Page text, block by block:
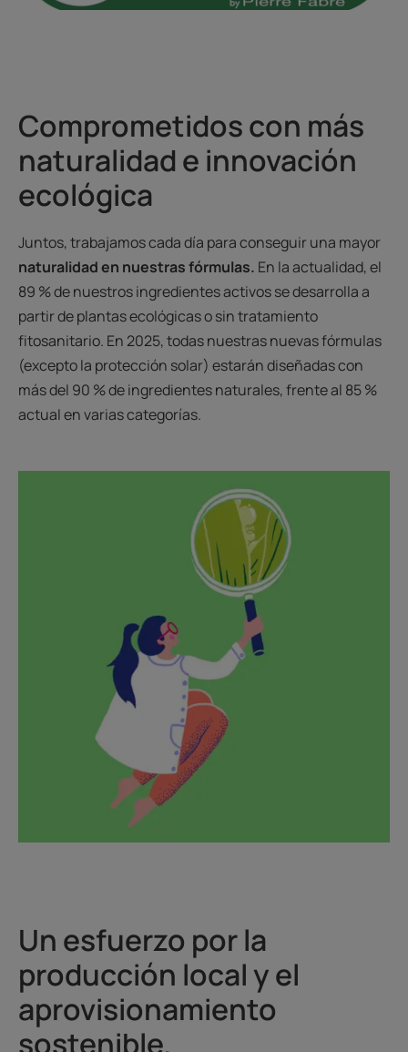
Comprometidos con más
naturalidad e innovación
ecológica
Juntos, trabajamos cada día para conseguir una mayor
naturalidad en nuestras fórmulas. En la actualidad, el
89 % de nuestros ingredientes activos se desarrolla a
partir de plantas ecológicas o sin tratamiento
fitosanitario. En 2025, todas nuestras nuevas fórmulas
(excepto la protección solar) estarán diseñadas con
más del 90 % de ingredientes naturales, frente al 85 %
actual en varias categorías.
Un esfuerzo por la
producción local y el
aprovisionamiento
sostenible.